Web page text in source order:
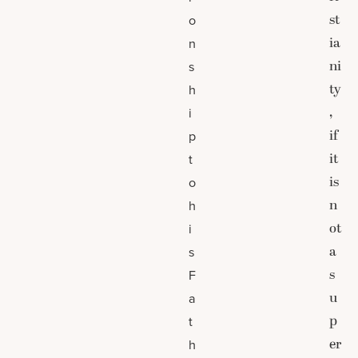
o
n
s
h
i
p
t
o
h
i
s
F
a
t
h
st
ia
ni
ty
,
if
it
is
n
ot
a
s
u
p
er